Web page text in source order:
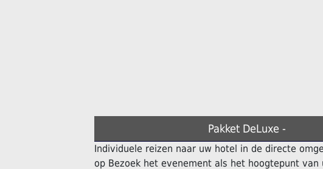
Pakket DeLuxe -
Individuele reizen naar uw hotel in de directe
op Bezoek het evenement als het hoogtepunt van